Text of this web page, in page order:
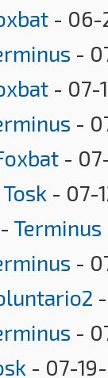
- 06-
-
- 07-
-
-
Tosk - 07-
- Terminus
-
-
- 07-